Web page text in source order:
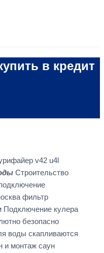
в кредит
v42 u4l
Строительство
фильтр
кулера
безопасно
воды скапливаются
и монтаж саун